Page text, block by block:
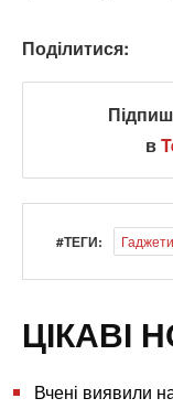
Поділитися:
в
#ТЕГИ: Гаджети
ЦІКАВІ
Вчені виявили